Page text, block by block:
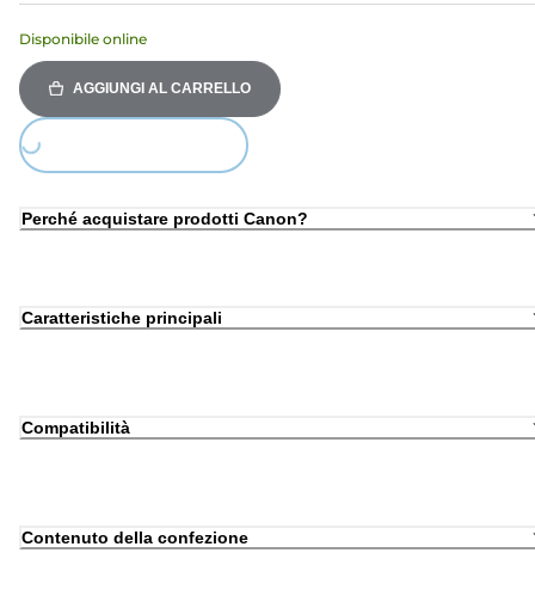
Disponibile online
AGGIUNGI AL CARRELLO
Loading...
Perché acquistare prodotti Canon?
Caratteristiche principali
Compatibilità
Contenuto della confezione